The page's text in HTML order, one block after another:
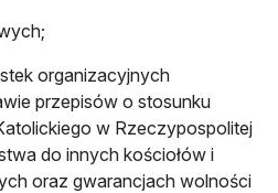
organizacyjnych
przepisów o stosunku
w Rzeczypospolitej
do innych kościołów i
oraz gwarancjach wolności